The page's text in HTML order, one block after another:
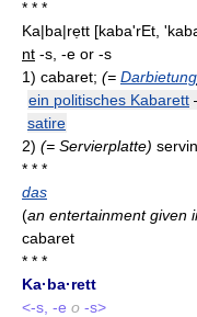
* * *
Ka|ba|rẹtt [kaba'rEt,
nt -s, -e or -s
1) cabaret; (= Darbietung
ein politisches Kabarett
satire
2) (= Servierplatte)
* * *
das
(an entertainment given
cabaret
* * *
Ka·ba·rett
<-s, -e o -s>